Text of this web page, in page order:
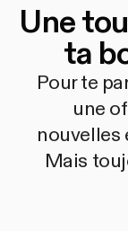
Une
ta
Pour te
une
nouvelles
Mais